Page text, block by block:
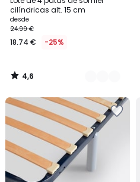
cilíndricas alt. 15 cm
Precio
a
partir
18.74
€
lugar
de
24.99
€
25%
descuento
aplicado.
desde
24.99 €
18.74 € -25%
Colores
4,6
/